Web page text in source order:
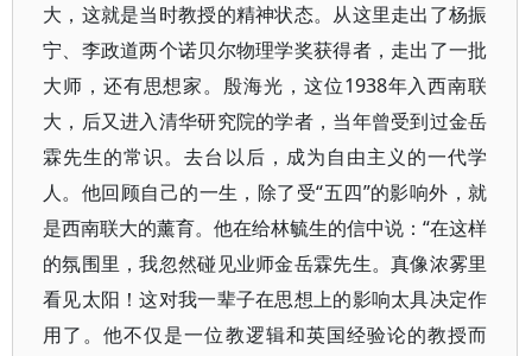
大，这就是当时教授的精神状态。从这里走出了杨振
宁、李政道两个诺贝尔物理学奖获得者，走出了一批
大师，还有思想家。殷海光，这位1938年入西南联
大，后又进入清华研究院的学者，当年曾受到过金岳
霖先生的常识。去台以后，成为自由主义的一代学
人。他回顾自己的一生，除了受“五四”的影响外，就
是西南联大的薰育。他在给林毓生的信中说：“在这样
的氛围里，我忽然碰见业师金岳霖先生。真像浓雾里
看见太阳！这对我一辈子在思想上的影响太具决定作
用了。他不仅是一位教逻辑和英国经验论的教授而